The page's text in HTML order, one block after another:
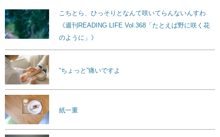
こちとら、ひっそりとなんて咲いてらんないんすわ
《週刊READING LIFE Vol.368「たとえば野に咲く花
のように」》
“ちょっと”痛いですよ
紙一重